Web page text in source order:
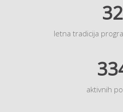
32
letna tradicija
aktivnih